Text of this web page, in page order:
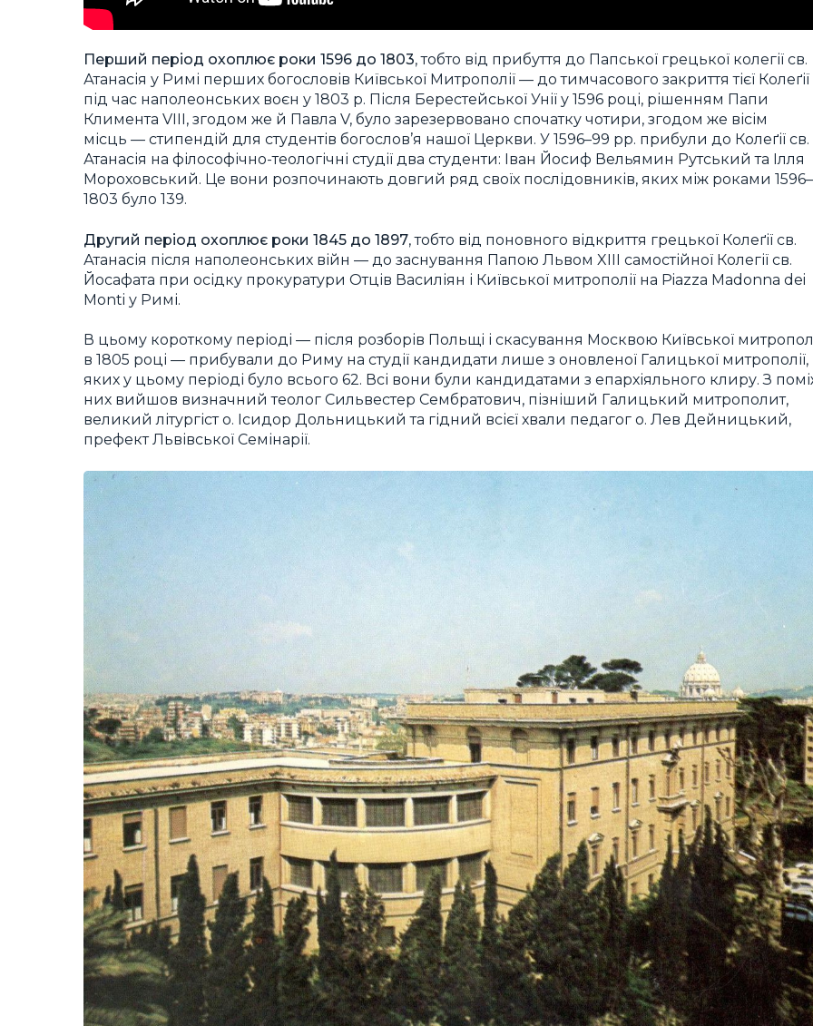
Перший період охоплює роки 1596 до 1803,тобто від прибуття до Папської грецької колегії св.
Атанасія у Римі перших богословів Київської Митрополії — до тимчасового закриття тієї Колеґії
під час наполеонських воєн у 1803 р. Після Берестейської Унії у 1596 році, рішенням Папи
Климента VIII, згодом же й Павла V, було зарезервовано спочатку чотири, згодом же вісім
місць — стипендій для студентів богослов’я нашої Церкви. У 1596–99 рр. прибули до Колеґії св.
Атанасія на філософічно-теологічні студії два студенти: Іван Йосиф Вельямин Рутський та Ілля
Мороховський. Це вони розпочинають довгий ряд своїх послідовників, яких між роками 1596–
1803 було 139.
Другий період охоплює роки 1845 до 1897,тобто від поновного відкриття грецької Колеґії св.
Атанасія після наполеонських війн — до заснування Папою Львом XIII самостійної Колегії св.
Йосафата при осідку прокуратури Отців Василіян і Київської митрополії на Piazza Madonna dei
Monti у Римі.
В цьому короткому періоді — після розборів Польщі і скасування Москвою Київської
в 1805 році — прибували до Риму на студії кандидати лише з оновленої Галицької митрополії,
яких у цьому періоді було всього 62. Всі вони були кандидатами з епархіяльного клиру. З
них вийшов визначний теолог Сильвестер Сембратович, пізніший Галицький митрополит,
великий літургіст о. Ісидор Дольницький та гідний всієї хвали педагог о. Лев Дейницький,
префект Львівської Семінарії.